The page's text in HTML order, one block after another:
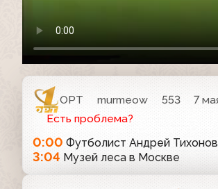
ОРТ murmeow 553 7
Есть проблема?
0:00 Футболист Андрей Тихонов
3:04 Музей леса в Москве